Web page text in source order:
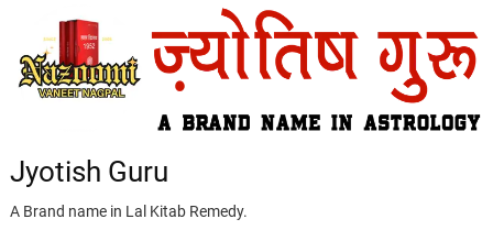
Jyotish Guru
A Brand name in Lal Kitab Remedy.